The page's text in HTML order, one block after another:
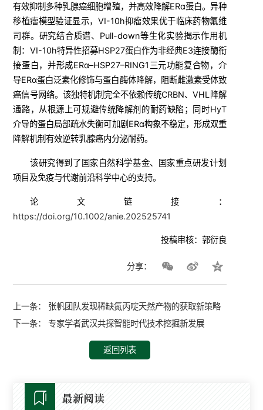
有效抑制多种乳腺癌细胞增殖，并高效降解ERα蛋白。异种
移植瘤模型验证显示，VI-10h抑瘤效果优于临床药物氟维
司群。研究结合质谱、Pull-down等生化实验揭示作用机
制：VI-10h特异性招募HSP27蛋白作为非经典E3连接酶衔
接蛋白，并形成ERα–HSP27–RING1三元功能复合物，介
导ERα蛋白泛素化修饰与蛋白酶体降解，阻断雌激素受体致
癌信号网络。该独特机制完全不依赖传统CRBN、VHL降解
通路，从根源上可规避传统降解剂的耐药缺陷；同时HyT
介导的蛋白局部疏水失衡可加剧ERα构象不稳定，形成双重
降解机制有效逆转乳腺癌内分泌耐药。
该研究得到了国家自然科学基金、国家重点研发计划
项目及免疫与代谢前沿科学中心的支持。
论文链接：
https://doi.org/10.1002/anie.202525741
投稿审核：郭衍良
分享：
上一条： 张帆团队发现稀缺氮丙啶天然产物的获取新策略
下一条：专家学者武汉共探智能时代技术挖掘新发展
返回列表
最新阅读